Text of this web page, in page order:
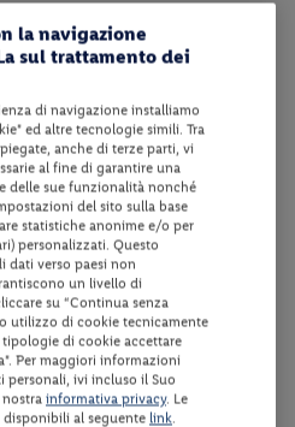
standard qualitativo. Il
di Leonardo Da Vinci è il
imbarcazioni storiche e l’attracco
all’occhiello di una gastronomia di
che con la sezione a terra e
di partenza di un percorso
24h, ascensore, ristorante, bar,
attrezzata con ombrelloni e
internet Wi-Fi nelle aree
la navigazione
sul trattamento dei
di navigazione installiamo
ed altre tecnologie simili. Tra
anche di terze parti, vi
al fine di garantire una
delle sue funzionalità nonché
del sito sulla base
statistiche anonime e/o per
personalizzati. Questo
dati verso paesi non
un livello di
su “Continua senza
utilizzo di cookie tecnicamente
tipologie di cookie accettare
Per maggiori informazioni
personali, ivi incluso il Suo
informativa privacy. Le
al seguente link.